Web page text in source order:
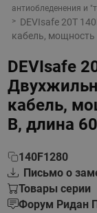
антиобледенения и
DEVIsafe 20T
кабель, мощность
DEVIsafe
кабель,
В, длина
140F1280
Письмо о
Товары серии
Форум Ридан